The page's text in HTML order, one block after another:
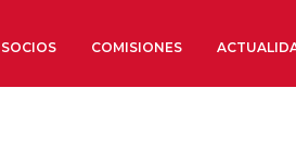
SOCIOS COMISIONES